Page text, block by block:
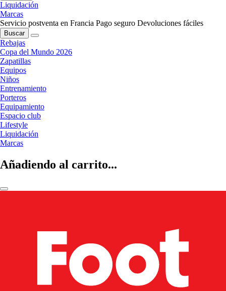
Liquidación
Marcas
Servicio postventa en Francia Pago seguro Devoluciones fáciles
Buscar
Rebajas
Copa del Mundo 2026
Zapatillas
Equipos
Niños
Entrenamiento
Porteros
Equipamiento
Espacio club
Lifestyle
Liquidación
Marcas
Añadiendo al carrito...